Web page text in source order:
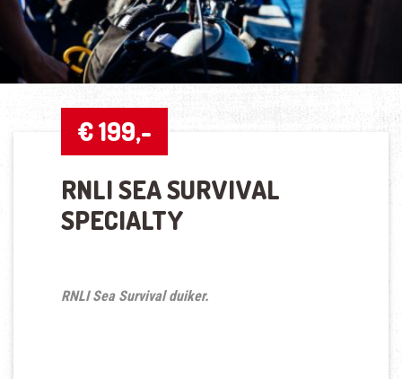
€ 199,-
RNLI SEA SURVIVAL
SPECIALTY
RNLI Sea Survival duiker.